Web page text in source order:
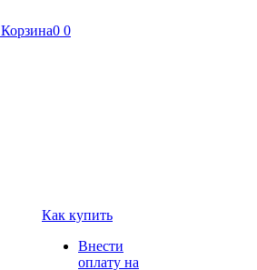
Корзина0 0
Как купить
Внести
оплату на